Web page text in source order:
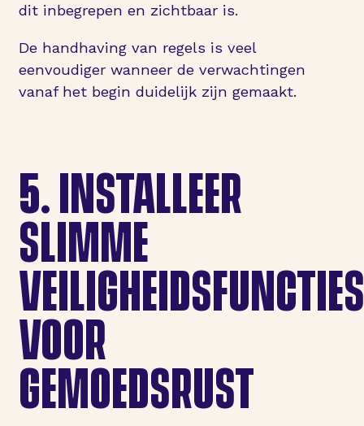
dit inbegrepen en zichtbaar is.
De handhaving van regels is veel
eenvoudiger wanneer de verwachtingen
vanaf het begin duidelijk zijn gemaakt.
5.INSTALLEER
SLIMME
VEILIGHEIDSFUNCTIES
VOOR
GEMOEDSRUST